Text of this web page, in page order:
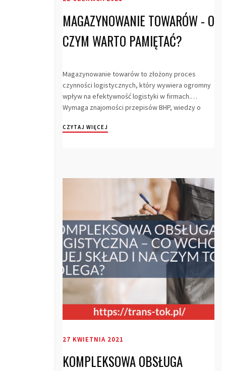
MAGAZYNOWANIE TOWARÓW - O
CZYM WARTO PAMIĘTAĆ?
Magazynowanie towarów to złożony proces
czynności logistycznych, który wywiera ogromny
wpływ na efektywność logistyki w firmach.
Wymaga znajomości przepisów BHP, wiedzy o
CZYTAJ WIĘCEJ
27 KWIETNIA 2021
KOMPLEKSOWA OBSŁUGA